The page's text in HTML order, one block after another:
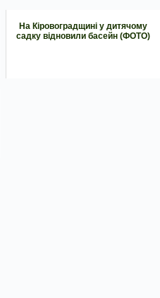
На Кіровоградщині у дитячому
садку відновили басейн (ФОТО)